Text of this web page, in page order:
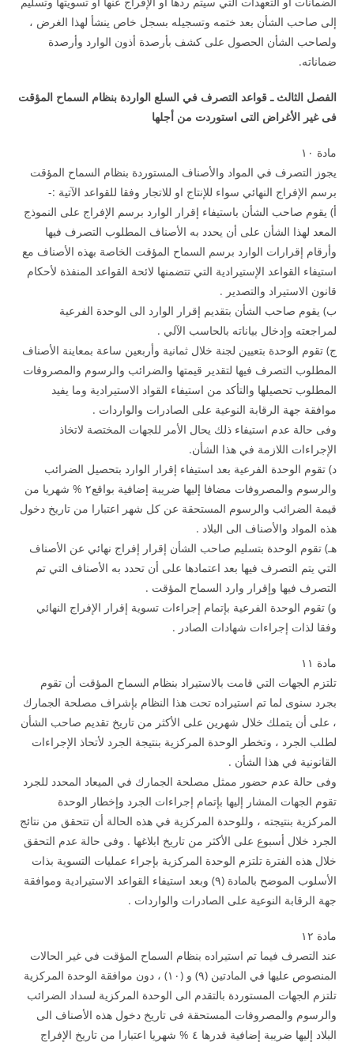
إلى صاحب الشأن بعد ختمه وتسجيله بسجل خاص ينشأ لهذا الغرض ،
ولصاحب الشأن الحصول على كشف بأرصدة أذون الوارد وأرصدة
ضماناته.
الفصل الثالث ـ قواعد التصرف في السلع الواردة بنظام السماح المؤقت
فى غير الأغراض التى استوردت من أجلها
مادة ۱۰
يجوز التصرف في المواد والأصناف المستوردة بنظام السماح المؤقت
برسم الإفراج النهائي سواء للإنتاج او للاتجار وفقا للقواعد الآتية :-
أ‌) يقوم صاحب الشأن باستيفاء إقرار الوارد برسم الإفراج على النموذج
المعد لهذا الشأن على أن يحدد به الأصناف المطلوب التصرف فيها
وأرقام إقرارات الوارد برسم السماح المؤقت الخاصة بهذه الأصناف مع
استيفاء القواعد الإستيرادية التي تتضمنها لائحة القواعد المنفذة لأحكام
قانون الاستيراد والتصدير .
ب‌) يقوم صاحب الشأن بتقديم إقرار الوارد الى الوحدة الفرعية
لمراجعته وإدخال بياناته بالحاسب الآلي .
ج) تقوم الوحدة بتعيين لجنة خلال ثمانية وأربعين ساعة بمعاينة الأصناف
المطلوب التصرف فيها لتقدير قيمتها والضرائب والرسوم والمصروفات
المطلوب تحصيلها والتأكد من استيفاء القواد الاستيرادية وما يفيد
موافقة جهة الرقابة النوعية على الصادرات والواردات .
وفى حالة عدم استيفاء ذلك يحال الأمر للجهات المختصة لاتخاذ
الإجراءات اللازمة في هذا الشأن.
د) تقوم الوحدة الفرعية بعد استيفاء إقرار الوارد بتحصيل الضرائب
والرسوم والمصروفات مضافا إليها ضريبة إضافية بواقع۲ % شهريا من
قيمة الضرائب والرسوم المستحقة عن كل شهر اعتبارا من تاريخ دخول
هذه المواد والأصناف الى البلاد .
هـ) تقوم الوحدة بتسليم صاحب الشأن إقرار إفراج نهائي عن الأصناف
التي يتم التصرف فيها بعد اعتمادها على أن تحدد به الأصناف التي تم
التصرف فيها وإقرار وارد السماح المؤقت .
و) تقوم الوحدة الفرعية بإتمام إجراءات تسوية إقرار الإفراج النهائي
وفقا لذات إجراءات شهادات الصادر .
مادة ۱۱
تلتزم الجهات التي قامت بالاستيراد بنظام السماح المؤقت أن تقوم
بجرد سنوى لما تم استيراده تحت هذا النظام بإشراف مصلحة الجمارك
، على أن يتملك خلال شهرين على الأكثر من تاريخ تقديم صاحب الشأن
لطلب الجرد ، وتخطر الوحدة المركزية بنتيجة الجرد لأتحاذ الإجراءات
القانونية في هذا الشأن .
وفى حالة عدم حضور ممثل مصلحة الجمارك في الميعاد المحدد للجرد
تقوم الجهات المشار إليها بإتمام إجراءات الجرد وإخطار الوحدة
المركزية بنتيجته ، وللوحدة المركزية في هذه الحالة أن تتحقق من نتائج
الجرد خلال أسبوع على الأكثر من تاريخ ابلاغها . وفى حالة عدم التحقق
خلال هذه الفترة تلتزم الوحدة المركزية بإجراء عمليات التسوية بذات
الأسلوب الموضح بالمادة (۹) وبعد استيفاء القواعد الاستيرادية وموافقة
جهة الرقابة النوعية على الصادرات والواردات .
مادة ۱۲
عند التصرف فيما تم استيراده بنظام السماح المؤقت في غير الحالات
المنصوص عليها في المادتين (۹) و (۱۰) ، دون موافقة الوحدة المركزية
تلتزم الجهات المستوردة بالتقدم الى الوحدة المركزية لسداد الضرائب
والرسوم والمصروفات المستحقة فى تاريخ دخول هذه الأصناف الى
البلاد إليها ضريبة إضافية قدرها ٤ % شهريا اعتبارا من تاريخ الإفراج